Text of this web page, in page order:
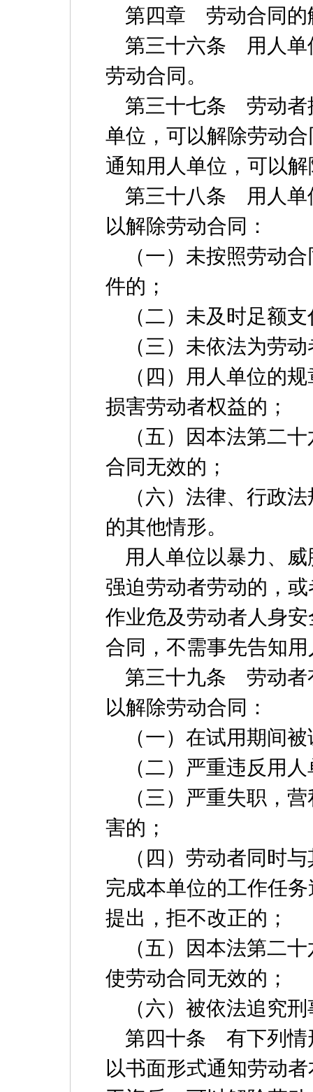
第四章 劳动合同的
第三十六条 用人单
劳动合同。
第三十七条 劳动者
单位，可以解除劳动
通知用人单位，可以
第三十八条 用人单
以解除劳动合同：
（一）未按照劳动合
件的；
（二）未及时足额支
（三）未依法为劳动
（四）用人单位的规
损害劳动者权益的；
（五）因本法第二十
合同无效的；
（六）法律、行政法
的其他情形。
用人单位以暴力、威
强迫劳动者劳动的，
作业危及劳动者人身
合同，不需事先告知
第三十九条 劳动者
以解除劳动合同：
（一）在试用期间被
（二）严重违反用人
（三）严重失职，营
害的；
（四）劳动者同时与
完成本单位的工作任
提出，拒不改正的；
（五）因本法第二十
使劳动合同无效的；
（六）被依法追究刑
第四十条 有下列情
以书面形式通知劳动